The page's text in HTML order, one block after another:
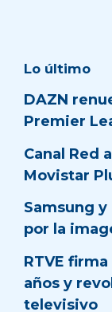
Lo último
DAZN
Premier
Canal Red
Movistar
Samsung
por la
RTVE
años y
televisivo